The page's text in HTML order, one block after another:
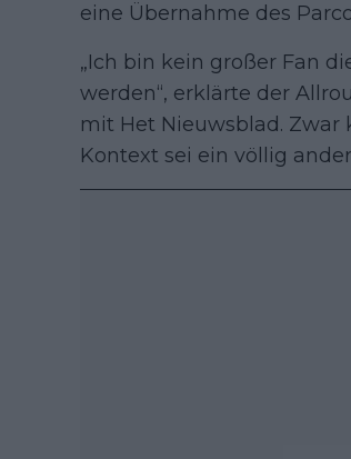
eine Übernahme des
„Ich bin kein großer Fan
werden“, erklärte der
mit Het Nieuwsblad. Zwar
Kontext sei ein völlig